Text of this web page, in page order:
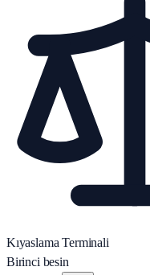
Kıyaslama Terminali
Birinci besin